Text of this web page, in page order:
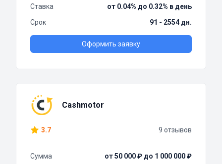
Ставка
от 0.04% до 0.32% в день
Срок
91 - 2554 дн.
Оформить заявку
Cashmotor
3.7 9 отзывов
Сумма
от 50 000 ₽ до 1 000 000 ₽